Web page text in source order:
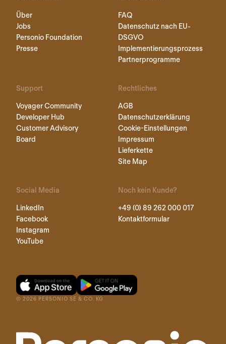
Über
Jobs
Personio Foundation
Presse
FAQ
Datenschutz nach EU-
DSGVO
Implementierungsprozess
Partnerprogramme
Support
Voyager Community
Developer Hub
Customer Advisory
Board
Rechtliches
AGB
Datenschutzerklärung
Cookie-Einstellungen
Impressum
Lieferkette
Site Map
Social Media
LinkedIn
Facebook
Instagram
YouTube
Noch kein Kunde?
+49 (0) 89 262 000 017
Kontaktformular
© 2026 PERSONIO SE & CO. KG